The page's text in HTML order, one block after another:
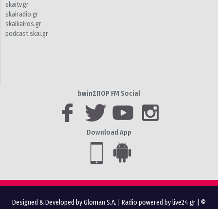
skaitv.gr
skairadio.gr
skaikairos.gr
podcast.skai.gr
bwinΣΠΟΡ FM Social
Download App
Designed & Developed by Gloman S.A. Radio powered by live24.gr | ©